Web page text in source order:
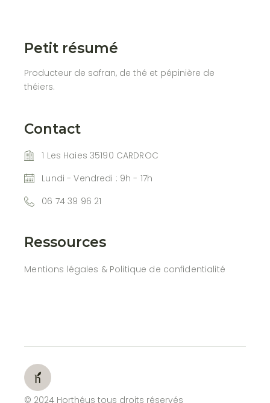
Petit résumé
Producteur de safran, de thé et pépinière de
théiers.
Contact
1 Les Haies 35190 CARDROC
Lundi - Vendredi : 9h - 17h
06 74 39 96 21
Ressources
Mentions légales & Politique de confidentialité
© 2024 Horthéus tous droits réservés